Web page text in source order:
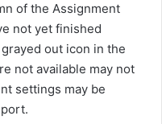
of the Assignment
not yet finished
out icon in the
not available may not
settings may be